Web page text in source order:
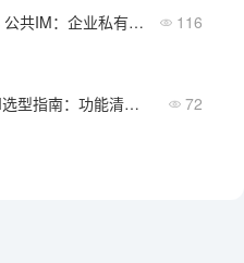
内网聊天软件 vs 公共IM：企业私有化沟通到底好在哪？ 116
2026年私有化IM选型指南：功能清单与关键维度深度对比 72